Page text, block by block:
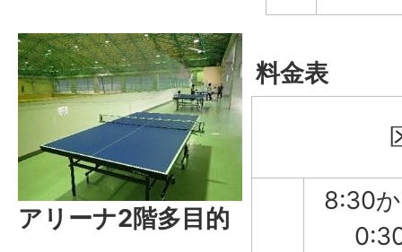
アリーナ2階多目的
料金表
8:30